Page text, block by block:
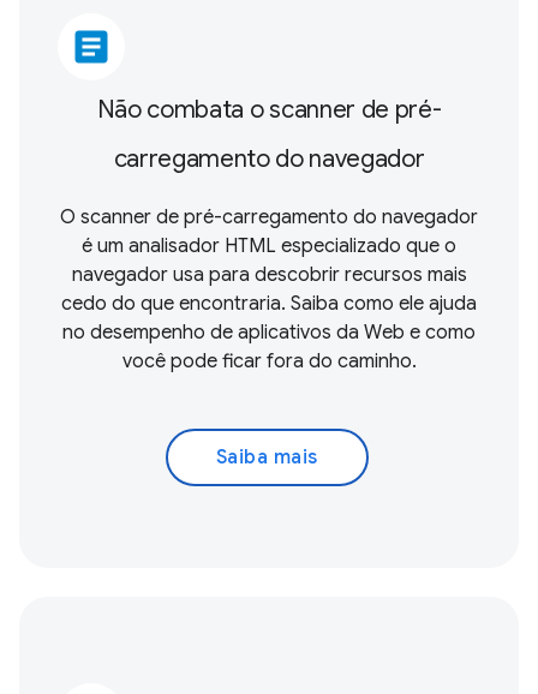
article
Não combata o scanner de pré-
carregamento do navegador
O scanner de pré-carregamento do navegador
é um analisador HTML especializado que o
navegador usa para descobrir recursos mais
cedo do que encontraria. Saiba como ele ajuda
no desempenho de aplicativos da Web e como
você pode ficar fora do caminho.
Saiba mais